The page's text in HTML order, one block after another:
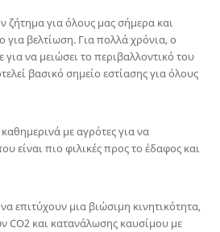
ζήτημα για όλους μας σήμερα και
για βελτίωση. Για πολλά χρόνια, ο
να μειώσει το περιβαλλοντικό του
βασικό σημείο εστίασης για όλους
με αγρότες για να
είναι πιο φιλικές προς το έδαφος και
επιτύχουν μια βιώσιμη κινητικότητα,
CO2 και κατανάλωσης καυσίμου με